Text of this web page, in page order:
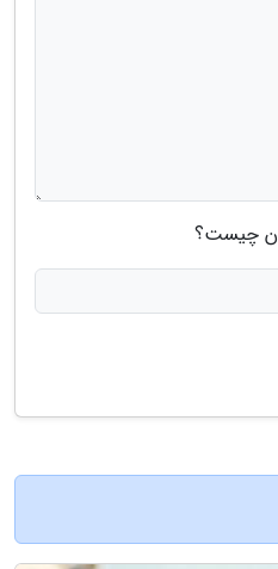
چیست؟